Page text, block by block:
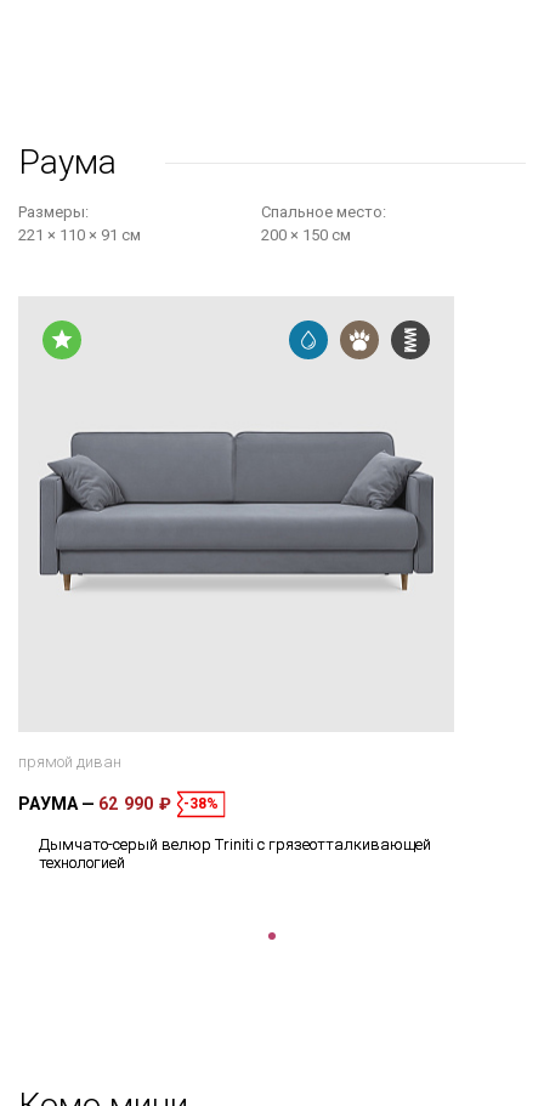
Раума
Размеры:
221 × 110 × 91 см
Cпальное место:
200 × 150 см
прямой диван
РАУМА 62 990 ₽ -38%
Дымчато-серый велюр Triniti с грязеотталкивающей
технологией